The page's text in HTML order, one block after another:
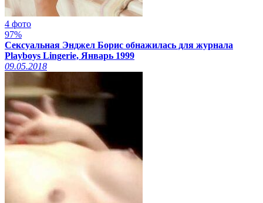
4 фото
97%
Сексуальная Энджел Борис обнажилась для журнала
Playboys Lingerie, Январь 1999
09.05.2018